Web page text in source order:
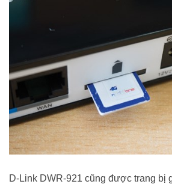
D-Link DWR-921 cũng được trang bị